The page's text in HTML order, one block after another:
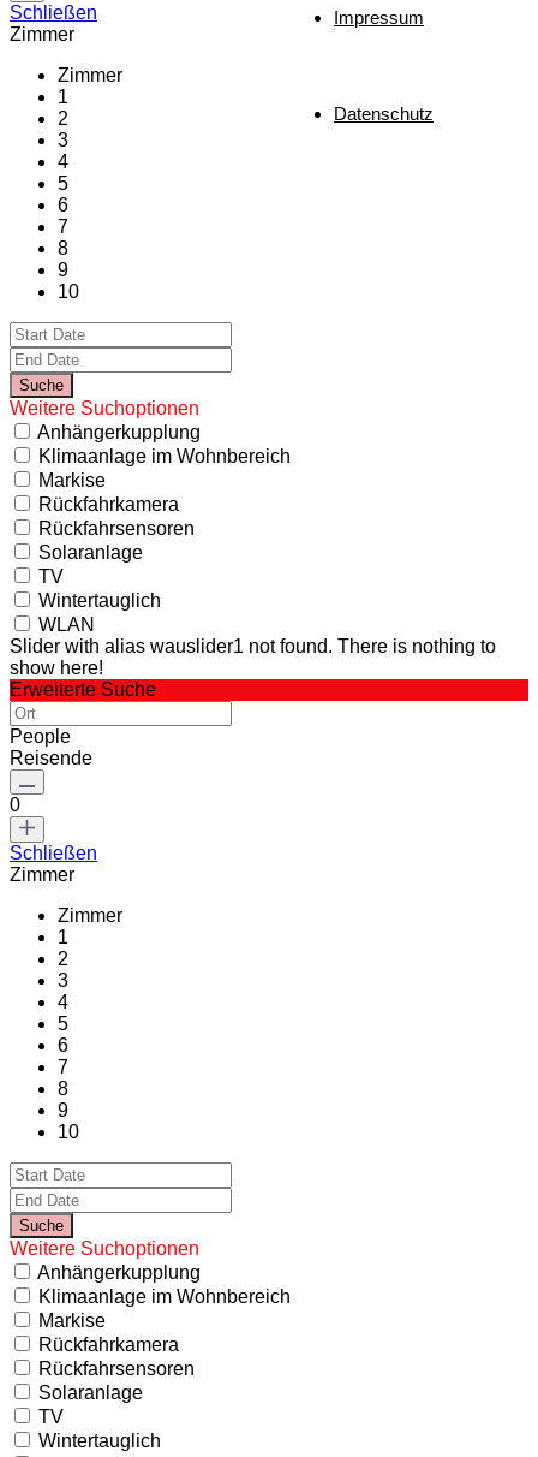
Impressum
Datenschutz
Schließen
Zimmer
Zimmer
1
2
3
4
5
6
7
8
9
10
Weitere Suchoptionen
Anhängerkupplung
Klimaanlage im Wohnbereich
Markise
Rückfahrkamera
Rückfahrsensoren
Solaranlage
TV
Wintertauglich
WLAN
Slider with alias wauslider1 not found. There is nothing to
show here!
Erweiterte Suche
People
Reisende
0
Schließen
Zimmer
Zimmer
1
2
3
4
5
6
7
8
9
10
Weitere Suchoptionen
Anhängerkupplung
Klimaanlage im Wohnbereich
Markise
Rückfahrkamera
Rückfahrsensoren
Solaranlage
TV
Wintertauglich